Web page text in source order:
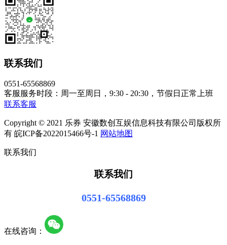
联系我们
0551-65568869
客服服务时段：周一至周日，9:30 - 20:30，节假日正常上班
联系客服
Copyright © 2021 乐券 安徽数创互娱信息科技有限公司版权所
有 皖ICP备2022015466号-1 网站地图
联系我们
联系我们
0551-65568869
在线咨询：